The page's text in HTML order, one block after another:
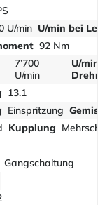
U/min U/min bei
92 Nm
7’700
U/min
U/
13.1
Einspritzung
Kupplung
Gangschaltung